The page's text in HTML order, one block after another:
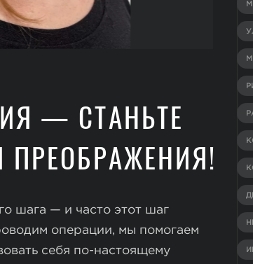
— СТАНЬТЕ
ПРЕОБРАЖЕНИЯ!
шага — и часто этот шаг
операции, мы помогаем
себя по-настоящему